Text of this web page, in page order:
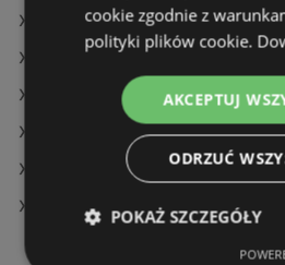
Aktualne gazetki SPAR
Aktualne gazetki Biedronka
Aktualne gazetki Aldi
Aktualne gazetki POLOmarket
Aktualne gazetki Selgros
Sklepy Lewiatan w Wolin
cookie zgodnie z
polityki plików cookie.
AKCEPTUJ
ODRZUĆ
POKAŻ SZCZEGÓŁY